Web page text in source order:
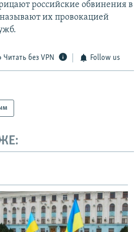
российские обвинения в
их провокацией
Читать без VPN Follow us